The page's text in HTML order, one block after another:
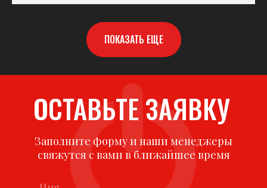
ПОКАЗАТЬ ЕЩЕ
ОСТАВЬТЕ ЗАЯВКУ
Заполните форму и наши менеджеры
свяжутся с вами в ближайшее время